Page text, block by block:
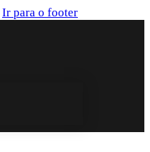
Ir para o footer